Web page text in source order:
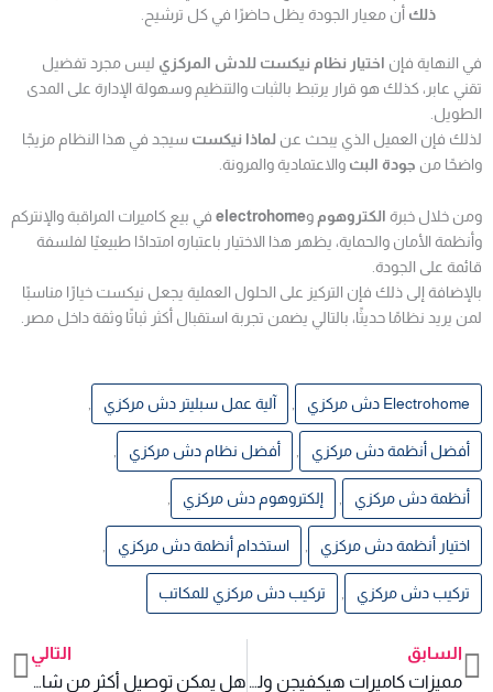
ذلك أن معيار الجودة يظل حاضرًا في كل ترشيح.
في النهاية فإن اختيار نظام نيكست للدش المركزي ليس مجرد تفضيل
تقني عابر، كذلك هو قرار يرتبط بالثبات والتنظيم وسهولة الإدارة على المدى
الطويل.
لذلك فإن العميل الذي يبحث عن لماذا نيكست سيجد في هذا النظام مزيجًا
واضحًا من جودة البث والاعتمادية والمرونة.
ومن خلال خبرة الكتروهوم وelectrohome في بيع كاميرات المراقبة والإنتركم
وأنظمة الأمان والحماية، يظهر هذا الاختيار باعتباره امتدادًا طبيعيًا لفلسفة
قائمة على الجودة.
بالإضافة إلى ذلك فإن التركيز على الحلول العملية يجعل نيكست خيارًا مناسبًا
لمن يريد نظامًا حديثًا، بالتالي يضمن تجربة استقبال أكثر ثباتًا وثقة داخل مصر.
Electrohome دش مركزي آلية عمل سبليتر دش مركزي
أفضل أنظمة دش مركزي أفضل نظام دش مركزي
أنظمة دش مركزي إلكتروهوم دش مركزي
اختيار أنظمة دش مركزي استخدام أنظمة دش مركزي
تركيب دش مركزي تركيب دش مركزي للمكاتب
Prev
السابق
مميزات كاميرات هيكفيجن ولماذا يفضلها كثير من العملاء
التالي
هل يمكن توصيل أكثر من شاشة على نظام نيكست بسهولة